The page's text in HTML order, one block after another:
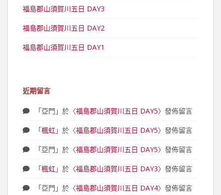
福島郡山須賀川五日 DAY3
福島郡山須賀川五日 DAY2
福島郡山須賀川五日 DAY1
近期留言
「亞門 」於〈福島郡山須賀川五日 DAY5〉發佈留言
「楓虹」於〈福島郡山須賀川五日 DAY5〉發佈留言
「亞門 」於〈福島郡山須賀川五日 DAY5〉發佈留言
「楓虹」於〈福島郡山須賀川五日 DAY3〉發佈留言
「亞門 」於〈福島郡山須賀川五日 DAY4〉發佈留言